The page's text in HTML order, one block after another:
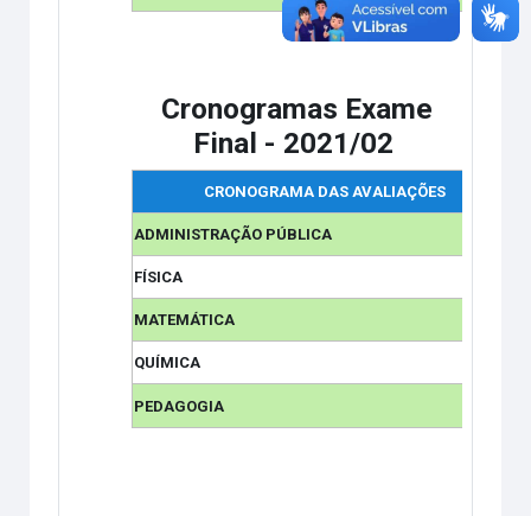
Cronogramas Exame
Final - 2021/02
CRONOGRAMA DAS AVALIAÇÕES
ADMINISTRAÇÃO PÚBLICA
FÍSICA
MATEMÁTICA
QUÍMICA
PEDAGOGIA